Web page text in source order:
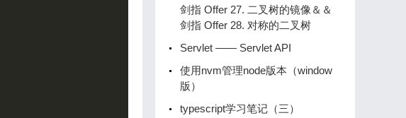
剑指 Offer 27. 二叉树的镜像＆＆
剑指 Offer 28. 对称的二叉树
Servlet —— Servlet API
使用nvm管理node版本（window
版）
typescript学习笔记（三）